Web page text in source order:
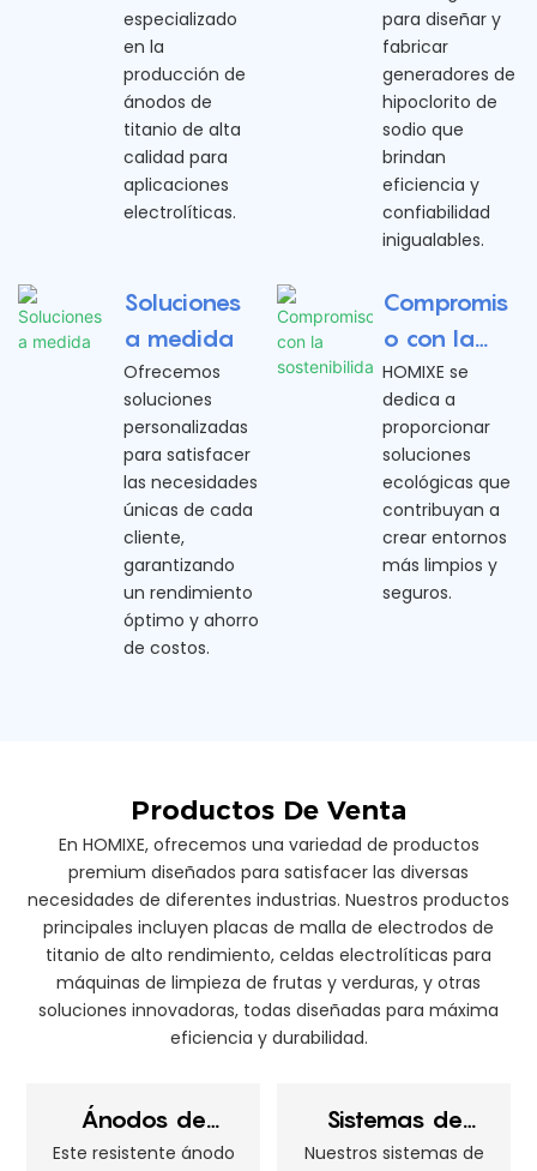
especializado
en la
producción de
ánodos de
titanio de alta
calidad para
aplicaciones
electrolíticas.
para diseñar y
fabricar
generadores de
hipoclorito de
sodio que
brindan
eficiencia y
confiabilidad
inigualables.
Soluciones
a medida
Ofrecemos
soluciones
personalizadas
para satisfacer
las necesidades
únicas de cada
cliente,
garantizando
un rendimiento
óptimo y ahorro
de costos.
Compromis
o con la
sostenibilid
ad
HOMIXE se
dedica a
proporcionar
soluciones
ecológicas que
contribuyan a
crear entornos
más limpios y
seguros.
Productos De Venta
En HOMIXE, ofrecemos una variedad de productos
premium diseñados para satisfacer las diversas
necesidades de diferentes industrias. Nuestros productos
principales incluyen placas de malla de electrodos de
titanio de alto rendimiento, celdas electrolíticas para
máquinas de limpieza de frutas y verduras, y otras
soluciones innovadoras, todas diseñadas para máxima
eficiencia y durabilidad.
Ánodos de
titanio
Este resistente ánodo
Sistemas de
electrólisis:
Nuestros sistemas de